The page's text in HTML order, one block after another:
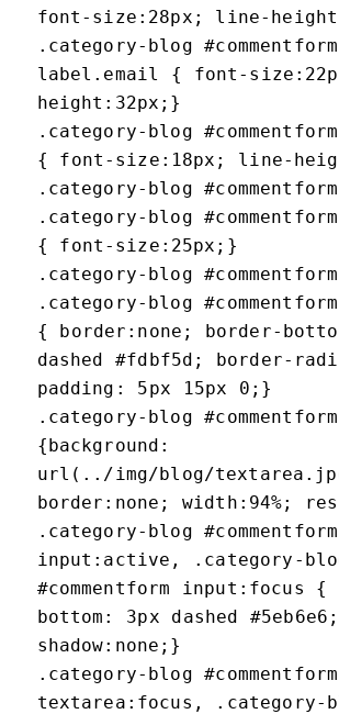
font-size:28px; line-
.category-blog #commentform
label.email { font-
height:32px;}
.category-blog
{ font-size:18px; line-
.category-blog
.category-blog
{ font-size:25px;}
.category-blog
.category-blog
{ border:none; border-
dashed #fdbf5d; border-
padding: 5px 15px 0;}
.category-blog
{background:
url(../img/blog/
border:none; width:94%;
.category-blog #commentform
input:active, .category-
#commentform input:focus {
bottom: 3px dashed
shadow:none;}
.category-blog #commentform
textarea:focus, .category-